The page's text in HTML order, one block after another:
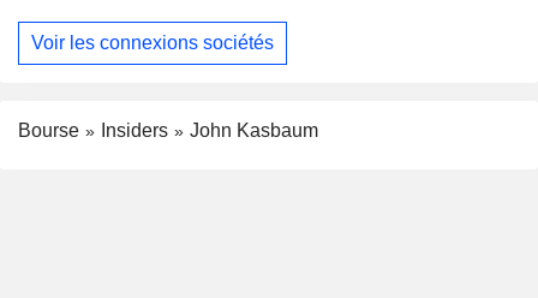
Voir les connexions sociétés
Bourse Insiders John Kasbaum